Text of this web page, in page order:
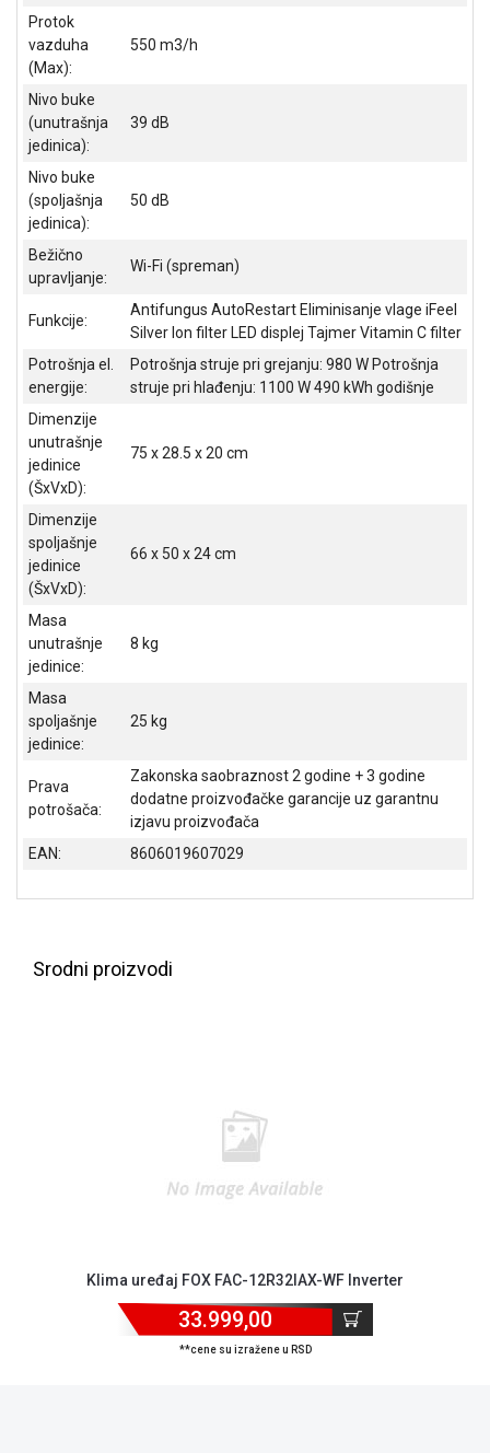
ALAT I
BAŠTA
KRIPTO
IGRAČKE
Protok
vazduha
(Max):
550 m3/h
Nivo buke
(unutrašnja
jedinica):
39 dB
Nivo buke
(spoljašnja
jedinica):
50 dB
Bežično
upravljanje:
Wi-Fi (spreman)
Funkcije:
Antifungus AutoRestart Eliminisanje vlage iFeel
Silver Ion filter LED displej Tajmer Vitamin C filter
Potrošnja el.
energije:
Potrošnja struje pri grejanju: 980 W Potrošnja
struje pri hlađenju: 1100 W 490 kWh godišnje
Dimenzije
unutrašnje
jedinice
(ŠxVxD):
75 x 28.5 x 20 cm
Dimenzije
spoljašnje
jedinice
(ŠxVxD):
66 x 50 x 24 cm
Masa
unutrašnje
jedinice:
8 kg
Masa
spoljašnje
jedinice:
25 kg
Prava
potrošača:
Zakonska saobraznost 2 godine + 3 godine
dodatne proizvođačke garancije uz garantnu
izjavu proizvođača
EAN:
8606019607029
Srodni proizvodi
Klima uređaj MAX AC MAC12ICWL inverter
32.999,00
**cene su izražene u RSD